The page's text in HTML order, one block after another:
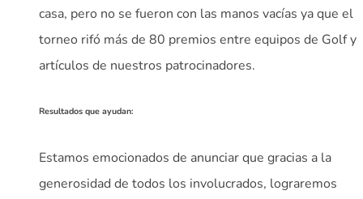
casa, pero no se fueron con las manos vacías ya que el
torneo rifó más de 80 premios entre equipos de Golf y
artículos de nuestros patrocinadores.
Resultados que ayudan:
Estamos emocionados de anunciar que gracias a la
generosidad de todos los involucrados, lograremos